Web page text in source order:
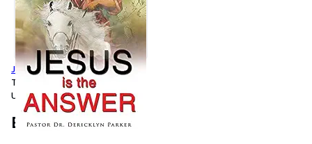
Jesus is the Answer
Tapa blanda
Usado
Buscar artículos